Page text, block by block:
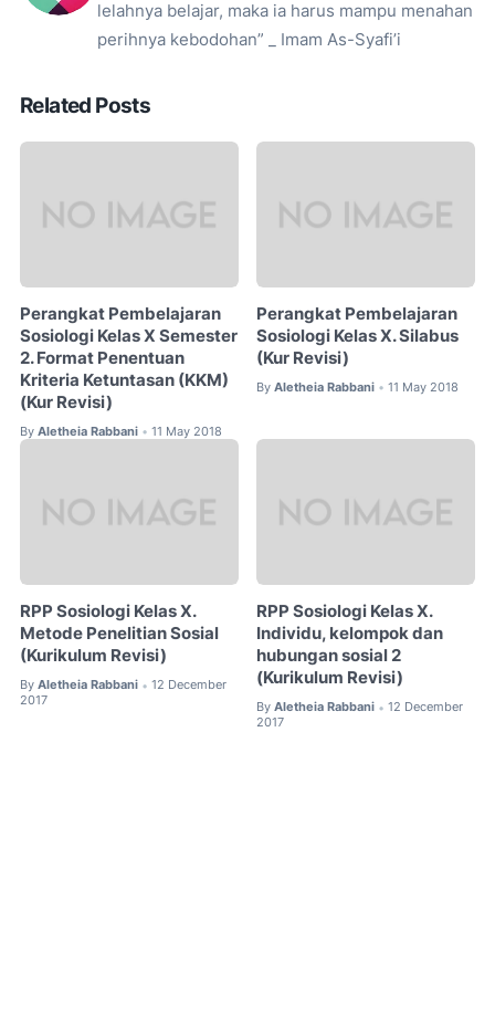
lelahnya belajar, maka ia harus mampu menahan
perihnya kebodohan” _ Imam As-Syafi’i
Related Posts
Perangkat Pembelajaran
Sosiologi Kelas X Semester
2. Format Penentuan
Kriteria Ketuntasan (KKM)
(Kur Revisi)
By Aletheia Rabbani • 11 May 2018
Perangkat Pembelajaran
Sosiologi Kelas X. Silabus
(Kur Revisi)
By Aletheia Rabbani • 11 May 2018
RPP Sosiologi Kelas X.
Metode Penelitian Sosial
(Kurikulum Revisi)
By Aletheia Rabbani • 12 December
2017
RPP Sosiologi Kelas X.
Individu, kelompok dan
hubungan sosial 2
(Kurikulum Revisi)
By Aletheia Rabbani • 12 December
2017